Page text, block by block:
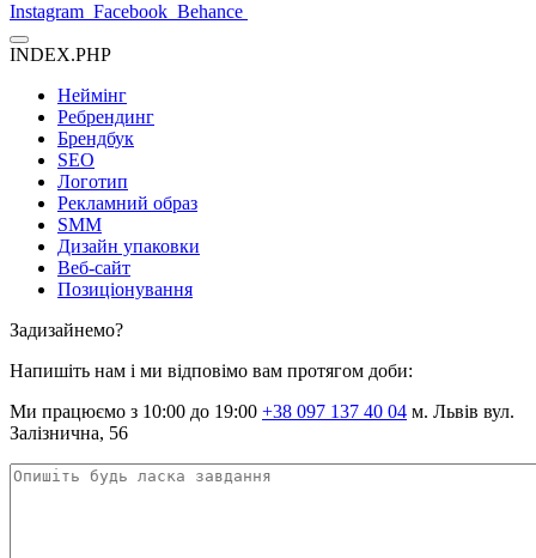
Instagram Facebook Behance
INDEX.PHP
Неймінг
Ребрендинг
Брендбук
SEO
Логотип
Рекламний образ
SMM
Дизайн упаковки
Веб-сайт
Позиціонування
Задизайнемо?
Напишіть нам і ми відповімо вам протягом доби:
Ми працюємо з 10:00 до 19:00 +38 097 137 40 04 м. Львів вул.
Залізнична, 56